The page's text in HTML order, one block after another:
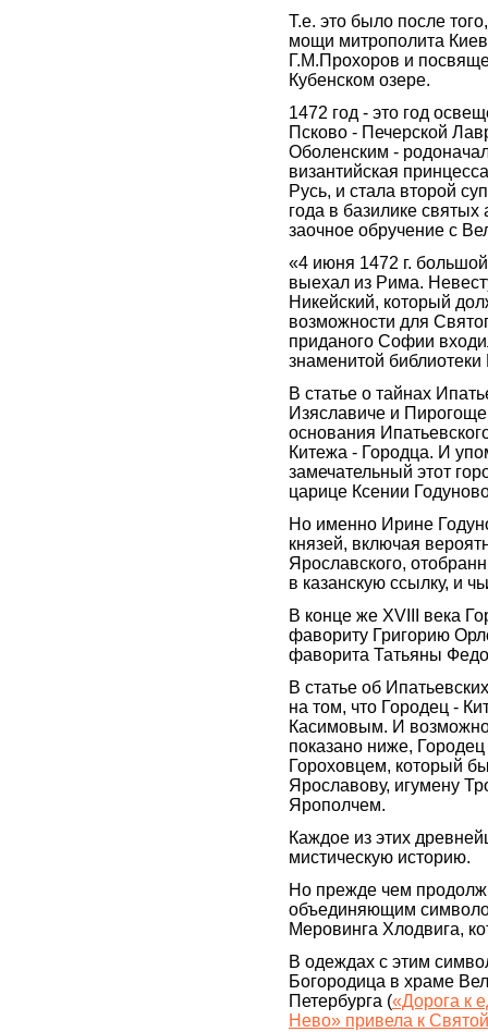
Т.е. это было после
мощи митрополита
Г.М.Прохоров и
Кубенском озере.
1472 год - это год
Псково - Печерской
Оболенским -
византийская
Русь, и стала второй
года в базилике
заочное обручение с
«4 июня 1472 г.
выехал из Рима.
Никейский, который
возможности для
приданого Софии
знаменитой
В статье о тайнах
Изяславиче и
основания
Китежа - Городца. И
замечательный этот
царице Ксении
Но именно Ирине
князей, включая
Ярославского,
в казанскую ссылку, и
В конце же XVIII века
фавориту Григорию
фаворита Татьяны
В статье об
на том, что Городец -
Касимовым. И возможно
показано ниже,
Гороховцем, который
Ярославову, игумену
Ярополчем.
Каждое из этих
мистическую историю.
Но прежде чем
объединяющим
Меровинга Хлодвига,
В одеждах с этим
Богородица в храме
Петербурга («Дорога к
Нево» привела к